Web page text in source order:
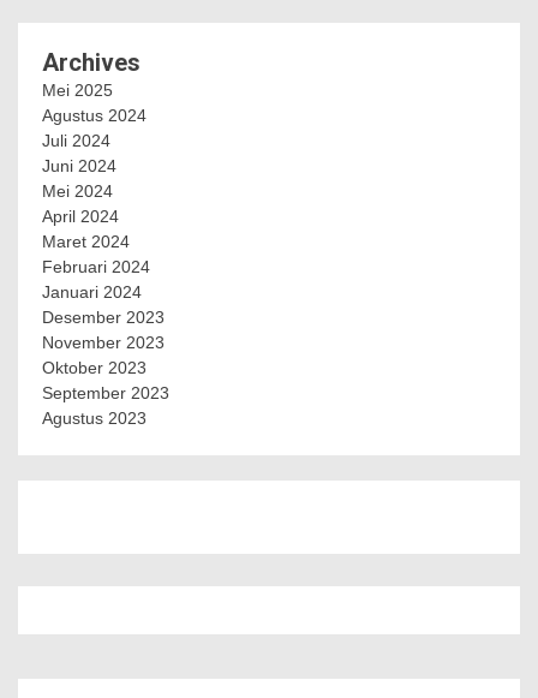
Archives
Mei 2025
Agustus 2024
Juli 2024
Juni 2024
Mei 2024
April 2024
Maret 2024
Februari 2024
Januari 2024
Desember 2023
November 2023
Oktober 2023
September 2023
Agustus 2023